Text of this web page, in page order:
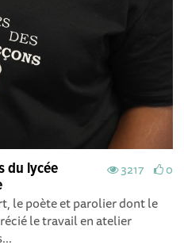
3217 0
du lycée
le poète et parolier dont le
le travail en atelier